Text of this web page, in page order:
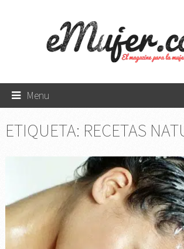
Menu
ETIQUETA: RECETAS